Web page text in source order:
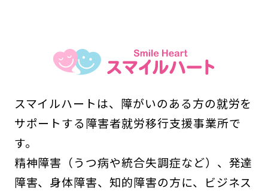
スマイルハートは、障がいのある方の就労を
サポートする障害者就労移行支援事業所で
す。
精神障害（うつ病や統合失調症など）、発達
障害、身体障害、知的障害の方に、ビジネス